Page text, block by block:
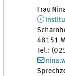
Frau
48151
Tel.: